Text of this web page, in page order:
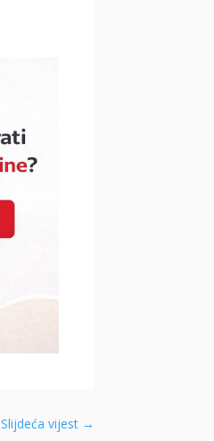
Slijdeća vijest→